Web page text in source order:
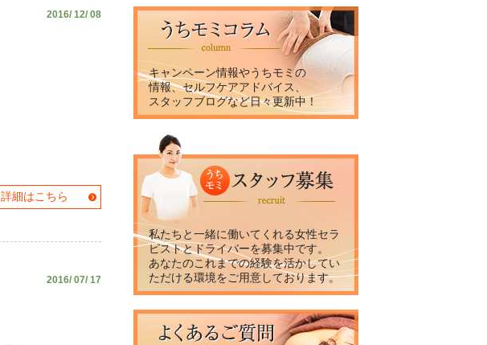
2016/ 12/ 08
詳細はこちら
2016/ 07/ 17
キャンペーン情報やうちモミの
情報、セルフケアアドバイス、
スタッフブログなど日々更新中！
私たちと一緒に働いてくれる女性セラ
ピストとドライバーを募集中です。
あなたのこれまでの経験を活かしてい
ただける環境をご用意しております。